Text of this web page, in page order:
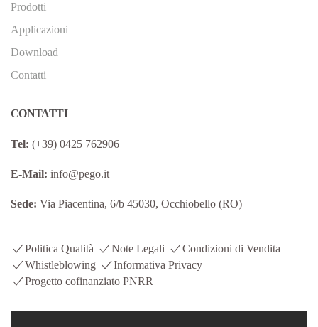
Prodotti
Applicazioni
Download
Contatti
CONTATTI
Tel: (+39) 0425 762906
E-Mail: info@pego.it
Sede: Via Piacentina, 6/b 45030, Occhiobello (RO)
Politica Qualità Note Legali
Condizioni di Vendita
Whistleblowing
Informativa Privacy
Progetto cofinanziato PNRR